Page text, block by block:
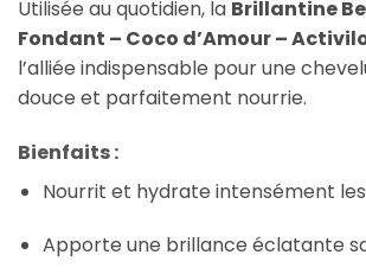
Utilisée au quotidien, la Brillantine
Fondant – Coco d’Amour –
l’alliée indispensable pour une
douce et parfaitement nourrie.
Bienfaits :
Nourrit et hydrate intensément
Apporte une brillance éclatante